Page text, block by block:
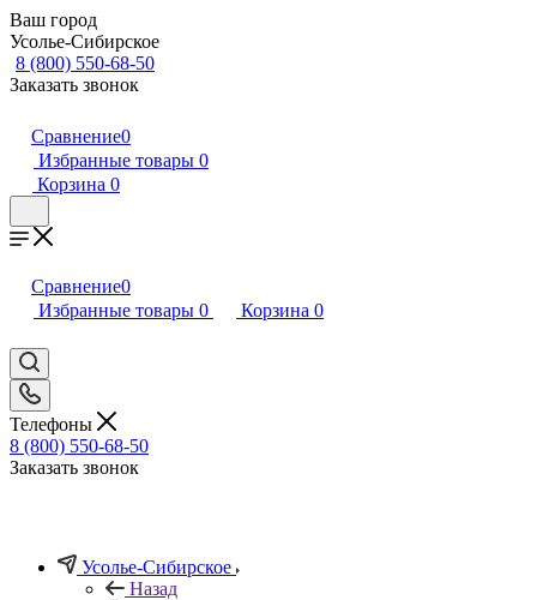
Ваш город
Усолье-Сибирское
8 (800) 550-68-50
Заказать звонок
Сравнение0
Избранные товары 0
Корзина 0
Сравнение0
Избранные товары 0 Корзина 0
Телефоны
8 (800) 550-68-50
Заказать звонок
Усолье-Сибирское
Назад